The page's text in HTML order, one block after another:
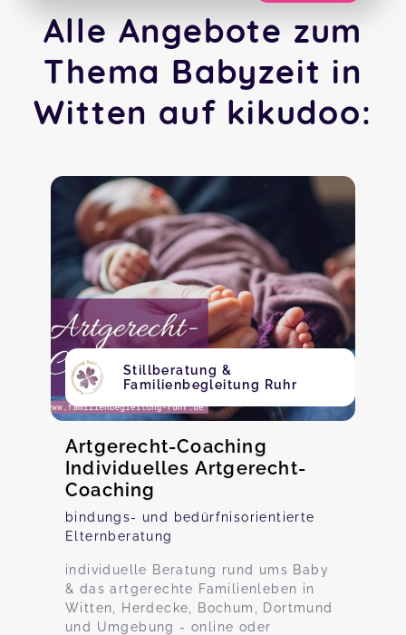
Alle Angebote zum
Thema Babyzeit in
Witten auf kikudoo:
Stillberatung &
Familienbegleitung Ruhr
Artgerecht-Coaching
Individuelles Artgerecht-
Coaching
bindungs- und bedürfnisorientierte
Elternberatung
individuelle Beratung rund ums Baby
& das artgerechte Familienleben in
Witten, Herdecke, Bochum, Dortmund
und Umgebung - online oder